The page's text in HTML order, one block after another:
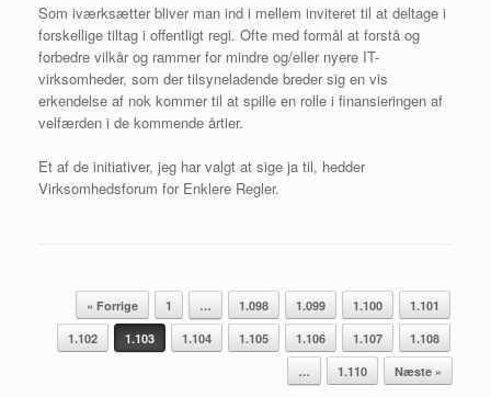
Som iværksætter bliver man ind i mellem inviteret til at deltage i
forskellige tiltag i offentligt regi. Ofte med formål at forstå og
forbedre vilkår og rammer for mindre og/eller nyere IT-
virksomheder, som der tilsyneladende breder sig en vis
erkendelse af nok kommer til at spille en rolle i finansieringen af
velfærden i de kommende årtier.
Et af de initiativer, jeg har valgt at sige ja til, hedder
Virksomhedsforum for Enklere Regler.
Artikel navigation
« Forrige 1 … 1.098 1.099 1.100
1.101
1.102
1.103 1.104 1.105 1.106 1.107
1.108
…
1.110 Næste »